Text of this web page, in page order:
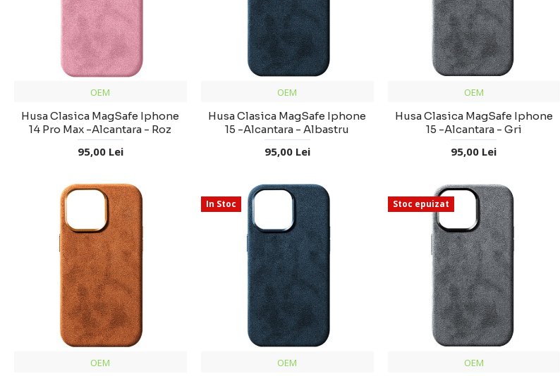
OEM
Husa Clasica MagSafe Iphone
14 Pro Max -Alcantara - Roz
95,00 Lei
OEM
Husa Clasica MagSafe Iphone
15 -Alcantara - Albastru
95,00 Lei
OEM
Husa Clasica MagSafe Iphone
15 -Alcantara - Gri
95,00 Lei
OEM
In Stoc
OEM
Stoc epuizat
OEM